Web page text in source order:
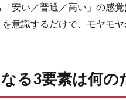
安い／普通／高い」の感
意識するだけで、モヤモヤ
る3要素は何